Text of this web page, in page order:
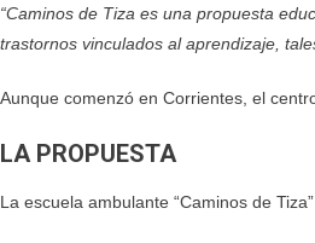
“Caminos de Tiza es una propuesta
trastornos vinculados al aprendizaje,
Aunque comenzó en Corrientes, el
LA PROPUESTA
La escuela ambulante “Caminos de